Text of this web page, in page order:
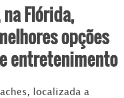
MODA
PETS
Flórida,
opções
entretenimento
localizada a